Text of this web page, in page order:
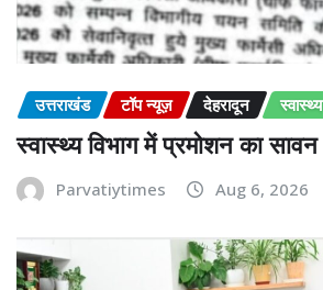
उत्तराखंड टॉप न्यूज़ देहरादून स्वास्थ्य
स्वास्थ्य विभाग में प्रमोशन का सावन
Parvatiytimes Aug 6, 2026